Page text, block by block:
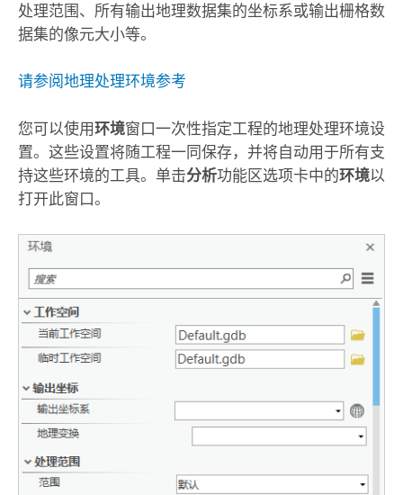
处理范围、所有输出地理数据集的坐标系或输出栅格数
据集的像元大小等。
请参阅地理处理环境参考
您可以使用环境窗口一次性指定工程的地理处理环境设
置。这些设置将随工程一同保存，并将自动用于所有支
持这些环境的工具。单击分析功能区选项卡中的环境以
打开此窗口。